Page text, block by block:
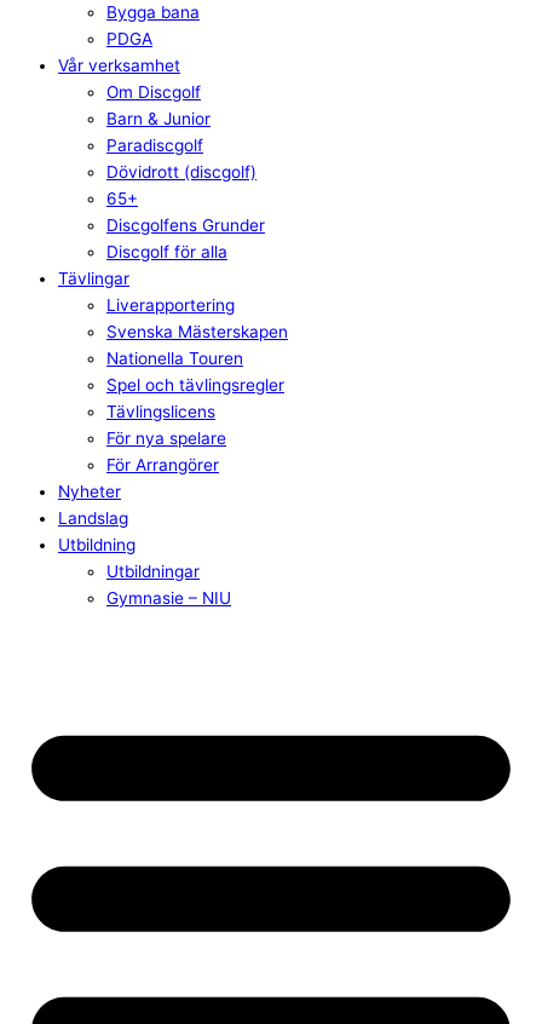
Bygga bana
PDGA
Vår verksamhet
Om Discgolf
Barn & Junior
Paradiscgolf
Dövidrott (discgolf)
65+
Discgolfens Grunder
Discgolf för alla
Tävlingar
Liverapportering
Svenska Mästerskapen
Nationella Touren
Spel och tävlingsregler
Tävlingslicens
För nya spelare
För Arrangörer
Nyheter
Landslag
Utbildning
Utbildningar
Gymnasie – NIU